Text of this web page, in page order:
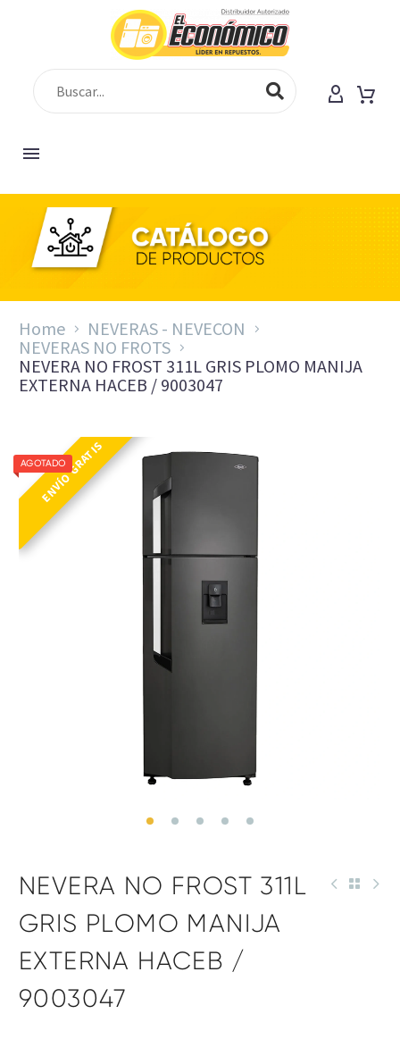
N 311 SE ME PLOMO
Home
NEVERAS - NEVECON
NEVERAS NO FROTS
NEVERA NO FROST 311L GRIS PLOMO MANIJA
EXTERNA HACEB / 9003047
ENVÍO GRATIS
AGOTADO
NEVERA NO FROST 311L
GRIS PLOMO MANIJA
EXTERNA HACEB /
9003047